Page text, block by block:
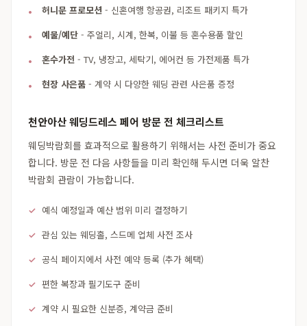
허니문 프로모션 - 신혼여행 항공권, 리조트 패키지 특가
예물/예단 - 주얼리, 시계, 한복, 이불 등 혼수용품 할인
혼수가전 - TV, 냉장고, 세탁기, 에어컨 등 가전제품 특가
현장 사은품 - 계약 시 다양한 웨딩 관련 사은품 증정
천안아산 웨딩드레스 페어 방문 전 체크리스트
웨딩박람회를 효과적으로 활용하기 위해서는 사전 준비가 중요
합니다. 방문 전 다음 사항들을 미리 확인해 두시면 더욱 알찬
박람회 관람이 가능합니다.
예식 예정일과 예산 범위 미리 결정하기
관심 있는 웨딩홀, 스드메 업체 사전 조사
공식 페이지에서 사전 예약 등록 (추가 혜택)
편한 복장과 필기도구 준비
계약 시 필요한 신분증, 계약금 준비